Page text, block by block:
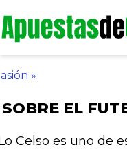
»
EL
Celso es uno de